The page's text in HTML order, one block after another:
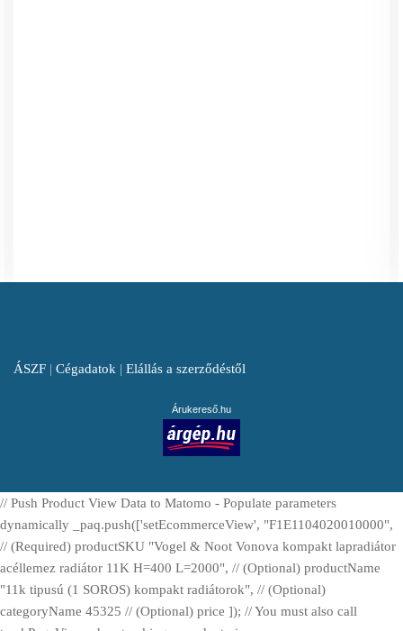
ÁSZF | Cégadatok | Elállás a szerződéstől
Árukereső.hu
// Push Product View Data to Matomo - Populate parameters
dynamically _paq.push(['setEcommerceView', "F1E1104020010000",
// (Required) productSKU "Vogel & Noot Vonova kompakt lapradiátor
acéllemez radiátor 11K H=400 L=2000", // (Optional) productName
"11k tipusú (1 SOROS) kompakt radiátorok", // (Optional)
categoryName 45325 // (Optional) price ]); // You must also call